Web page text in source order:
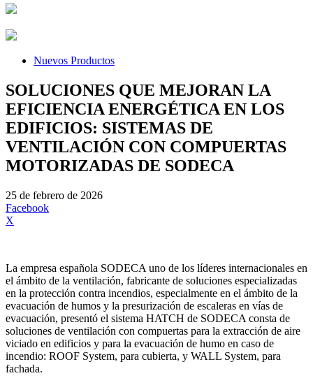
Nuevos Productos
SOLUCIONES QUE MEJORAN LA
EFICIENCIA ENERGÉTICA EN LOS
EDIFICIOS: SISTEMAS DE
VENTILACIÓN CON COMPUERTAS
MOTORIZADAS DE SODECA
25 de febrero de 2026
Facebook
X
La empresa española SODECA uno de los líderes internacionales en
el ámbito de la ventilación, fabricante de soluciones especializadas
en la protección contra incendios, especialmente en el ámbito de la
evacuación de humos y la presurización de escaleras en vías de
evacuación, presentó el sistema HATCH de SODECA consta de
soluciones de ventilación con compuertas para la extracción de aire
viciado en edificios y para la evacuación de humo en caso de
incendio: ROOF System, para cubierta, y WALL System, para
fachada.